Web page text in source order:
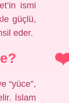
ismi
güçlü,
eder.
“yüce”,
İslam